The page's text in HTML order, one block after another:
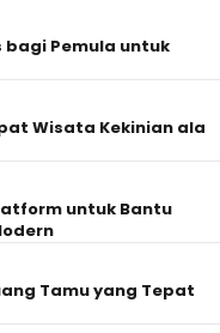
bagi Pemula untuk
Wisata Kekinian ala
untuk Bantu
Tamu yang Tepat